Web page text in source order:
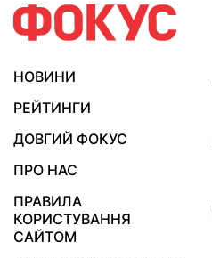
НОВИНИ
РЕЙТИНГИ
ДОВГИЙ ФОКУС
ПРО НАС
ПРАВИЛА
КОРИСТУВАННЯ
САЙТОМ